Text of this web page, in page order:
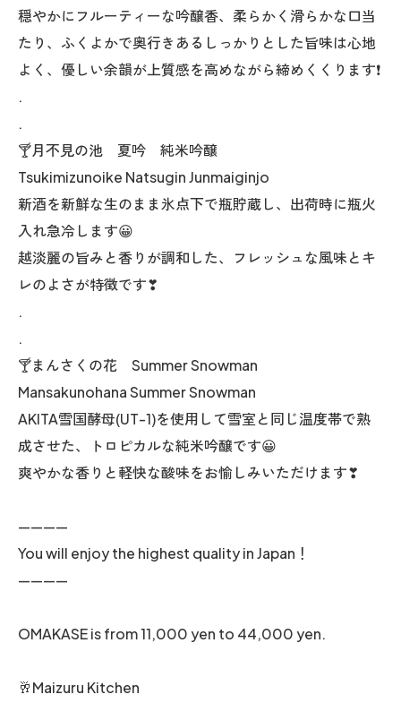
穏やかにフルーティーな吟醸香、柔らかく滑らかな口当
たり、ふくよかで奥行きあるしっかりとした旨味は心地
よく、優しい余韻が上質感を高めながら締めくくります❗️
.
.
🍸月不見の池 夏吟 純米吟醸
Tsukimizunoike Natsugin Junmaiginjo
新酒を新鮮な生のまま氷点下で瓶貯蔵し、出荷時に瓶火
入れ急冷します😀
越淡麗の旨みと香りが調和した、フレッシュな風味とキ
レのよさが特徴です❣
.
.
🍸まんさくの花 Summer Snowman
Mansakunohana Summer Snowman
AKITA雪国酵母(UT-1)を使用して雪室と同じ温度帯で熟
成させた、トロピカルな純米吟醸です😀
爽やかな香りと軽快な酸味をお愉しみいただけます❣
————
You will enjoy the highest quality in Japan！
————
OMAKASE is from 11,000 yen to 44,000 yen.
🥂Maizuru Kitchen